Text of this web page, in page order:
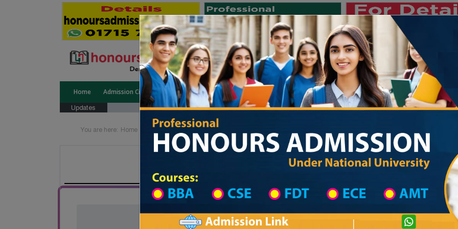
Home Admission Circular Public University Private University International University University College
Updates জাতীয় বিশ্ববিদ্যালয় ২০২৫-২৬
You are here: Home Board List College List District Wise
Private University Admission
Kalmakanda College